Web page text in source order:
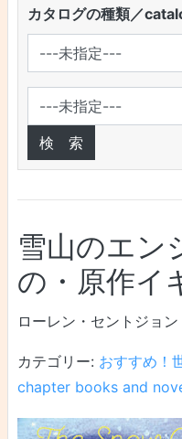
カタログの種類／
雪山のエン
の・原作イ
ローレン・セントジョ
カテゴリー: おすすめ！
chapter books and